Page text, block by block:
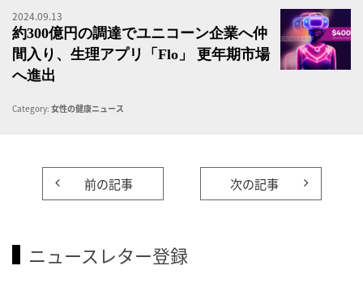
2024.09.13
約300億円の調達でユニコーン企業へ仲
間入り、生理アプリ「Flo」 更年期市場
へ進出
Category: 女性の健康ニュース
前の記事 次の記事
ニュースレター登録